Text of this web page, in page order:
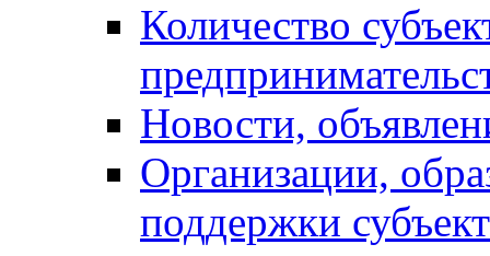
Количество
Новости,
Организации,
поддержки